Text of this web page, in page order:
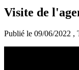
Visite de
Publié le 09/06/2022 ,